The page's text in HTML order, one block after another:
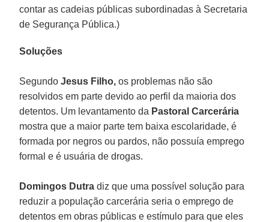
contar as cadeias públicas subordinadas à Secretaria
de Segurança Pública.)
Soluções
SegundoJesus Filho, os problemas não são
resolvidos em parte devido ao perfil da maioria dos
detentos. Um levantamento da Pastoral Carcerária
mostra que a maior parte tem baixa escolaridade, é
formada por negros ou pardos, não possuía emprego
formal e é usuária de drogas.
Domingos Dutra diz que uma possível solução para
reduzir a população carcerária seria o emprego de
detentos em obras públicas e estímulo para que eles